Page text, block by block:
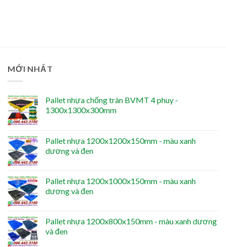
MỚI NHẤT
Pallet nhựa chống tràn BVMT 4 phuy -
1300x1300x300mm
Pallet nhựa 1200x1200x150mm - màu xanh
dương và đen
Pallet nhựa 1200x1000x150mm - màu xanh
dương và đen
Pallet nhựa 1200x800x150mm - màu xanh dương
và đen